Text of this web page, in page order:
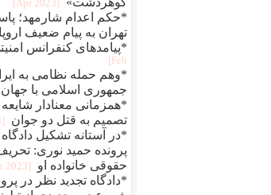
[2023 Apr]
*حکم اعدام شارمهد؛
تهران به پیام ضعیف
*پیامدهای کنفرانس
Feb]
*وهم حمله نظامی به
جمهوری اسلامی با
*همزمانی معنادار شایعه
تصمیم به قتل دو جوان
[2023 Jan]
*در آستانه تشکیل
پرونده حمید نوری:
حقوقی خانواده او
[2023 Jan]
*دادگاه تجدید نظر در